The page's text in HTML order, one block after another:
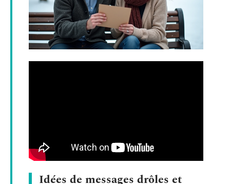
Idées de messages drôles et